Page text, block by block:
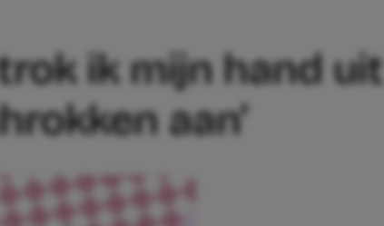
ik mijn hand uit
aan’